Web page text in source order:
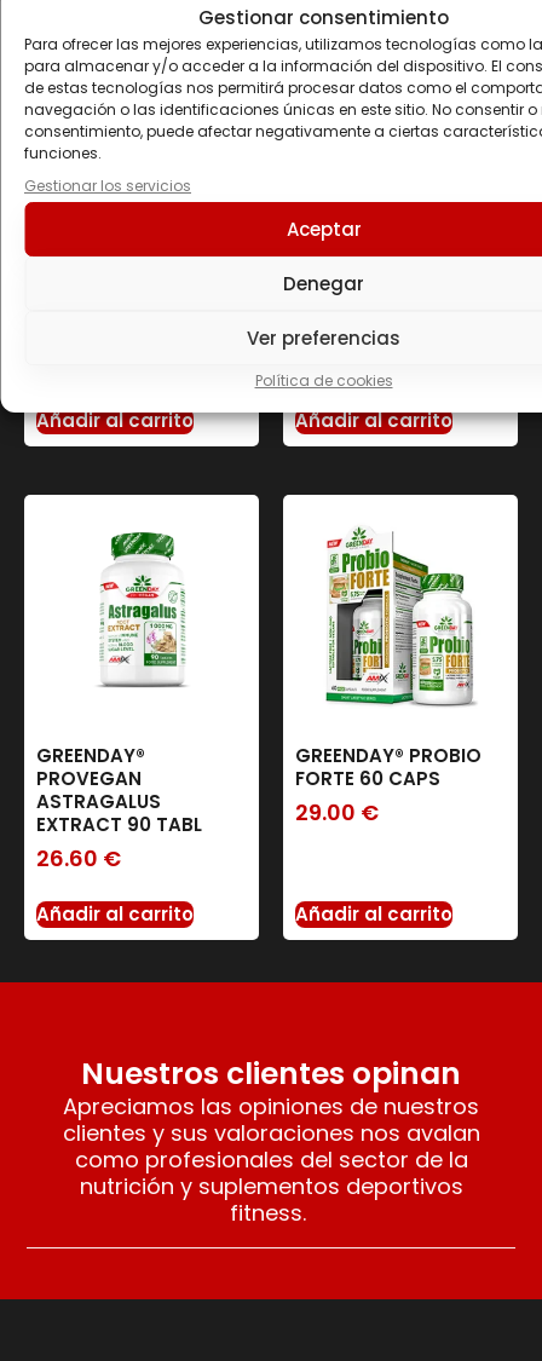
Gestionar consentimiento
Para ofrecer las mejores experiencias, utilizamos tecnologías como
para almacenar y/o acceder a la información del dispositivo. El
de estas tecnologías nos permitirá procesar datos como el
navegación o las identificaciones únicas en este sitio. No consentir o
consentimiento, puede afectar negativamente a ciertas
funciones.
Gestionar los servicios
Aceptar
Denegar
Ver preferencias
Política de cookies
Añadir al carrito
HEPACOR
35.90€
Añadir al carrito
GREENDAY®
PROVEGAN
ASTRAGALUS
EXTRACT 90 TABL
26.60 €
Añadir al carrito
GREENDAY® PROBIO
FORTE 60 CAPS
29.00 €
Añadir al carrito
Nuestros clientes opinan
Apreciamos las opiniones de nuestros
clientes y sus valoraciones nos avalan
como profesionales del sector de la
nutrición y suplementos deportivos
fitness.